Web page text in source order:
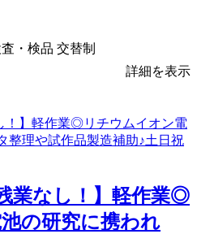
・検品 交替制
詳細を表示
業なし！】軽作業◎
の研究に携われ